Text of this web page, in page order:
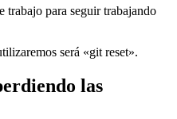
trabajo para seguir trabajando
será «git reset».
las